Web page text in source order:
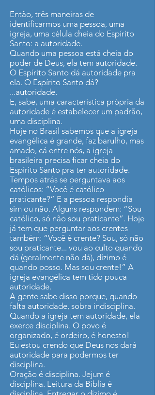
Então, três maneiras de
identificarmos uma pessoa, uma
igreja, uma célula cheia do Espírito
Santo: a autoridade.
Quando uma pessoa está cheia do
poder de Deus, ela tem autoridade.
O Espírito Santo dá autoridade pra
ela. O Espírito Santo dá?
...autoridade.
E, sabe, uma característica própria da
autoridade é estabelecer um padrão,
uma disciplina.
Hoje no Brasil sabemos que a igreja
evangélica é grande, faz barulho, mas
amado, cá entre nós, a igreja
brasileira precisa ficar cheia do
Espírito Santo pra ter autoridade.
Tempos atrás se perguntava aos
católicos: “Você é católico
praticante?” E a pessoa respondia
sim ou não. Alguns respondem: “Sou
católico, só não sou praticante”. Hoje
já tem que perguntar aos crentes
também: “Você é crente? Sou, só não
sou praticante... vou ao culto quando
dá (geralmente não dá), dízimo é
quando posso. Mas sou crente!” A
igreja evangélica tem tido pouca
autoridade.
A gente sabe disso porque, quando
falta autoridade, sobra indisciplina.
Quando a igreja tem autoridade, ela
exerce disciplina. O povo é
organizado, é ordeiro, é honesto!
Eu estou crendo que Deus nos dará
autoridade para podermos ter
disciplina.
Oração é disciplina. Jejum é
disciplina. Leitura da Bíblia é